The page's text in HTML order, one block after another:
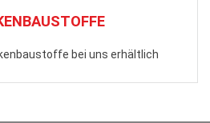
bei uns erhältlich